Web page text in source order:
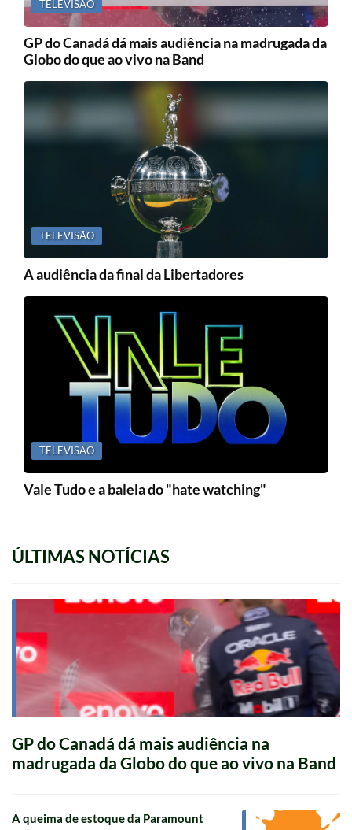
TELEVISÃO
GP do Canadá dá mais audiência na madrugada da
Globo do que ao vivo na Band
TELEVISÃO
A audiência da final da Libertadores
TELEVISÃO
Vale Tudo e a balela do "hate watching"
ÚLTIMAS NOTÍCIAS
GP do Canadá dá mais audiência na
madrugada da Globo do que ao vivo na Band
A queima de estoque da Paramount